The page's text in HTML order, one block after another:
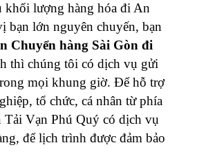
khối lượng hàng hóa đi An
bạn lớn nguyên chuyến, bạn
Chuyển hàng Sài Gòn đi
thì chúng tôi có dịch vụ gửi
mọi khung giờ. Để hỗ trợ
tổ chức, cá nhân từ phía
Tải Vạn Phú Quý có dịch vụ
để lịch trình được đảm bảo